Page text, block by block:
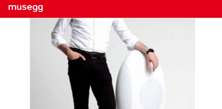
musegg